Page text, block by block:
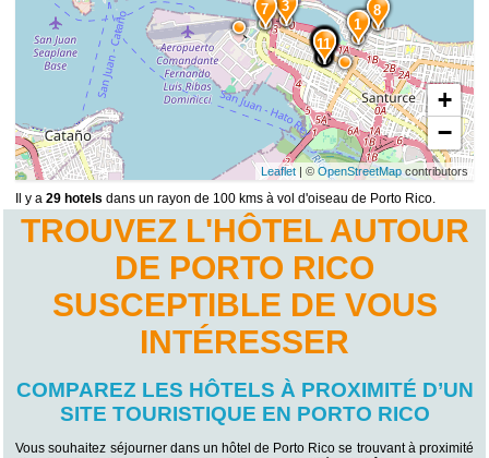
15
14
13
12
11
9
8
7
6
5
3
2
1
+
−
Leaflet| © OpenStreetMapcontributors
Il y a29 hotels dans un rayon de 100 kms à vol d'oiseau de Porto Rico.
TROUVEZ L'HÔTEL AUTOUR
DE PORTO RICO
SUSCEPTIBLE DE VOUS
INTÉRESSER
COMPAREZ LES HÔTELS À PROXIMITÉ D’UN
SITE TOURISTIQUE EN PORTO RICO
Vous souhaitez séjourner dans un hôtel de Porto Rico se trouvant à proximité